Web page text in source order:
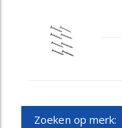
Zoeken op merk: